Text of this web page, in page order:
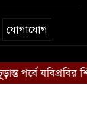
কাশেম আলী
৬ দফা দাবি
যোগাযোগ
যবিপ্রবির